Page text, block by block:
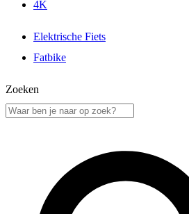
4K
Elektrische Fiets
Fatbike
Zoeken